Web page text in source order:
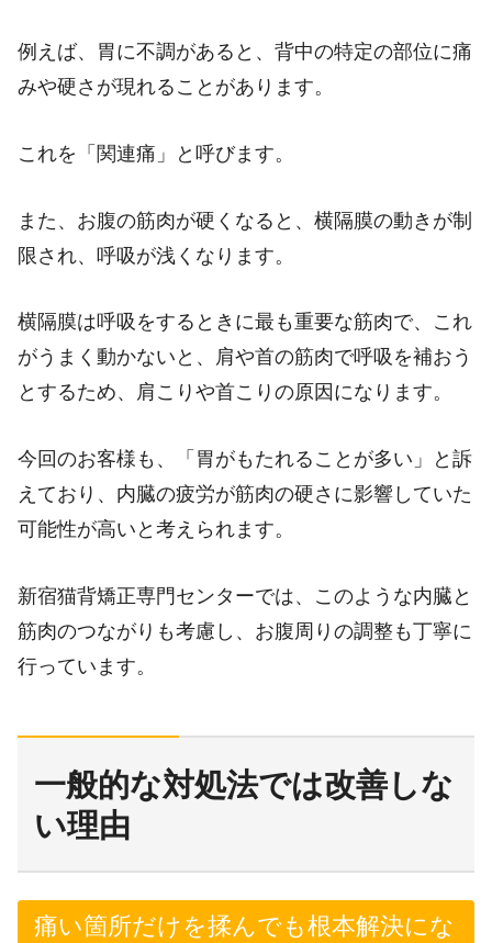
例えば、胃に不調があると、背中の特定の部位に痛
みや硬さが現れることがあります。
これを「関連痛」と呼びます。
また、お腹の筋肉が硬くなると、横隔膜の動きが制
限され、呼吸が浅くなります。
横隔膜は呼吸をするときに最も重要な筋肉で、これ
がうまく動かないと、肩や首の筋肉で呼吸を補おう
とするため、肩こりや首こりの原因になります。
今回のお客様も、「胃がもたれることが多い」と訴
えており、内臓の疲労が筋肉の硬さに影響していた
可能性が高いと考えられます。
新宿猫背矯正専門センターでは、このような内臓と
筋肉のつながりも考慮し、お腹周りの調整も丁寧に
行っています。
一般的な対処法では改善しな
い理由
痛い箇所だけを揉んでも根本解決にな